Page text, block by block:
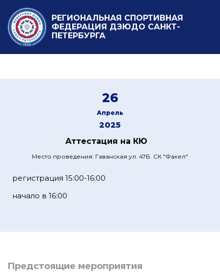
РЕГИОНАЛЬНАЯ СПОРТИВНАЯ
ФЕДЕРАЦИЯ ДЗЮДО САНКТ-
ПЕТЕРБУРГА
26
Апрель
2025
Аттестация на КЮ
Место проведения: Гаванская ул. 47Б. СК "Факел"
регистрация 15:00-16:00
начало в 16:00
Предстоящие мероприятия